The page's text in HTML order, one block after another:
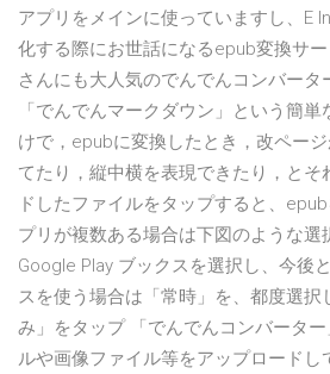
アプリをメインに使っていますし、E
化する際にお世話になるepub変換サ
さんにも大人気のでんでんコンバータ
「でんでんマークダウン」という簡
けで，epubに変換したとき，改ペー
てたり，縦中横を表現できたり，とそ
ドしたファイルをタップすると、
プリが複数ある場合は下図のような選
Google Play ブックスを選択し、今後
スを使う場合は「常時」を、都度選択
み」をタップ 「でんでんコンバータ
ルや画像ファイル等をアップロードし